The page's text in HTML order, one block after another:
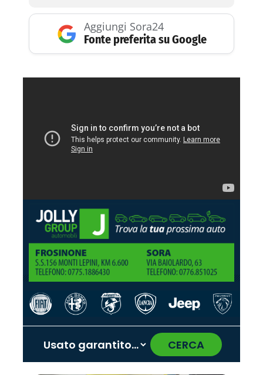
Aggiungi Sora24
Fonte preferita su Google
CERCA
‹ ›